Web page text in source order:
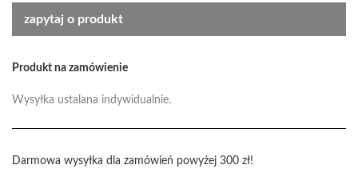
zapytaj o produkt
Produkt na zamówienie
Wysyłka ustalana indywidualnie.
Darmowa wysyłka dla zamówień powyżej 300 zł!